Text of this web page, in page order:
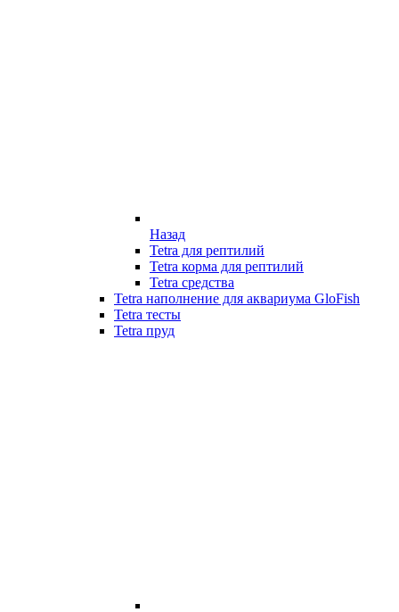
Назад
Tetra для рептилий
Tetra корма для рептилий
Tetra средства
Tetra наполнение для аквариума GloFish
Tetra тесты
Tetra пруд